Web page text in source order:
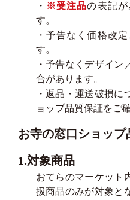
・ ※受注品の表記
す。
・予告なく価格改
す。
・予告なくデザイン
合があります。
・返品・運送破損に
ョップ品質保証をご
お寺の窓口ショッ
1.対象商品
おてらのマーケット
扱商品のみが対象と